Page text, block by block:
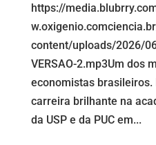
https://
content/uploads/2026/
VERSAO-2.mp3Um dos
economistas
carreira brilhante na
da USP e da PUC em...